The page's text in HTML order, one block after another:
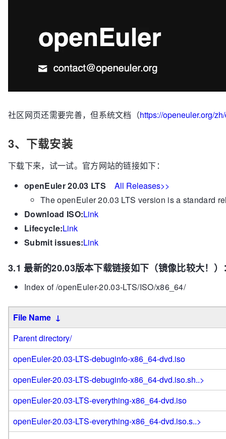
社区网页还需要完善，但系统文档（https://openeuler.org/
3、下载安装
下载下来，试一试。官方网站的链接如下：
openEuler 20.03 LTS
All Releases>>
The openEuler 20.03 LTS version is a standard
Download ISO:Link
Lifecycle:Link
Submit issues:Link
3.1 最新的20.03版本下载链接如下（镜像比较大！）
Index of /openEuler-20.03-LTS/ISO/x86_64/
File Name ↓
Parent directory/
openEuler-20.03-LTS-debuginfo-x86_64-dvd.iso
openEuler-20.03-LTS-debuginfo-x86_64-dvd.iso.sh..>
openEuler-20.03-LTS-everything-x86_64-dvd.iso
openEuler-20.03-LTS-everything-x86_64-dvd.iso.s..>